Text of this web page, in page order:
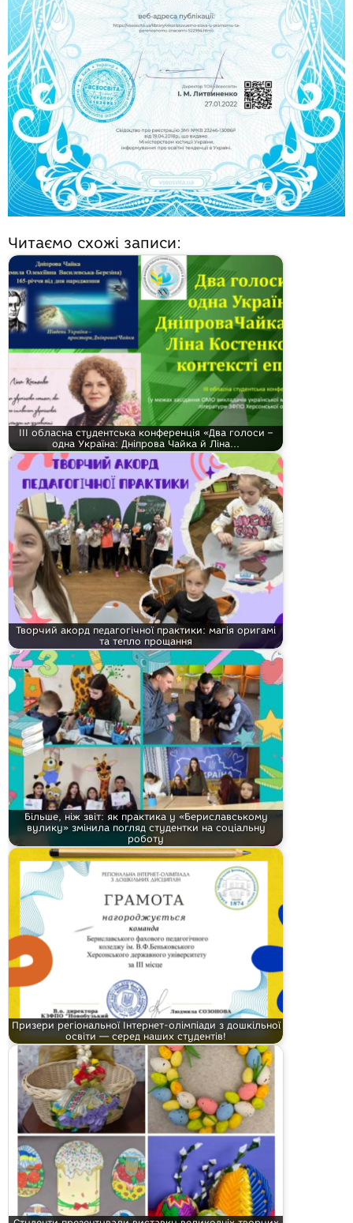
Читаємо схожі записи:
ІІІ обласна студентська конференція «Два голоси –
одна Україна: Дніпрова Чайка й Ліна…
Творчий акорд педагогічної практики: магія оригамі
та тепло прощання
Більше, ніж звіт: як практика у «Бериславському
вулику» змінила погляд студентки на соціальну
роботу
Призери регіональної Інтернет-олімпіади з дошкільної
освіти — серед наших студентів!